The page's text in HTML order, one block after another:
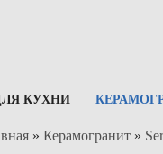
КУХНИ
» Керамогранит »